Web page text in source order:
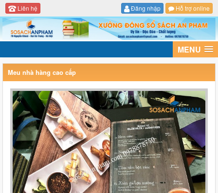
Liên hệ Đăng nhập Hỗ trợ online
MENU
Meu nhà hàng cao cấp